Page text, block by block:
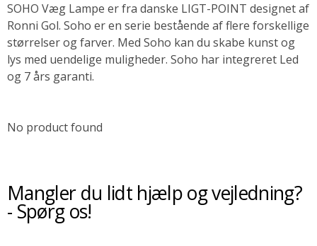
SOHO Væg Lampe er fra danske LIGT-POINT designet af
Ronni Gol. Soho er en serie bestående af flere forskellige
størrelser og farver. Med Soho kan du skabe kunst og
lys med uendelige muligheder. Soho har integreret Led
og 7 års garanti.
No product found
Mangler du lidt hjælp og vejledning?
- Spørg os!